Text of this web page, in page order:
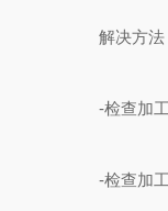
解决方法
-检查加工
-检查加工